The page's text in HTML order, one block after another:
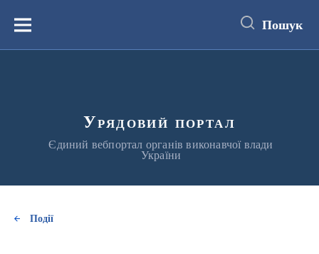
вмістуМеню Пошук
Урядовий портал
Єдиний вебпортал органів виконавчої влади
України
Події